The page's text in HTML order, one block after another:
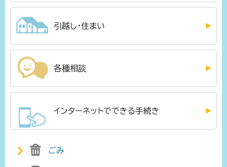
引越し・住まい
各種相談
インターネットでできる手続き
ごみ